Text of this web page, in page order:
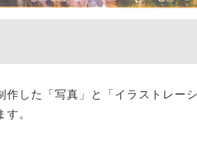
作した「写真」と「イラストレー
。